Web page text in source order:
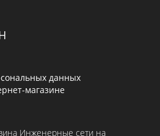
данных
магазине